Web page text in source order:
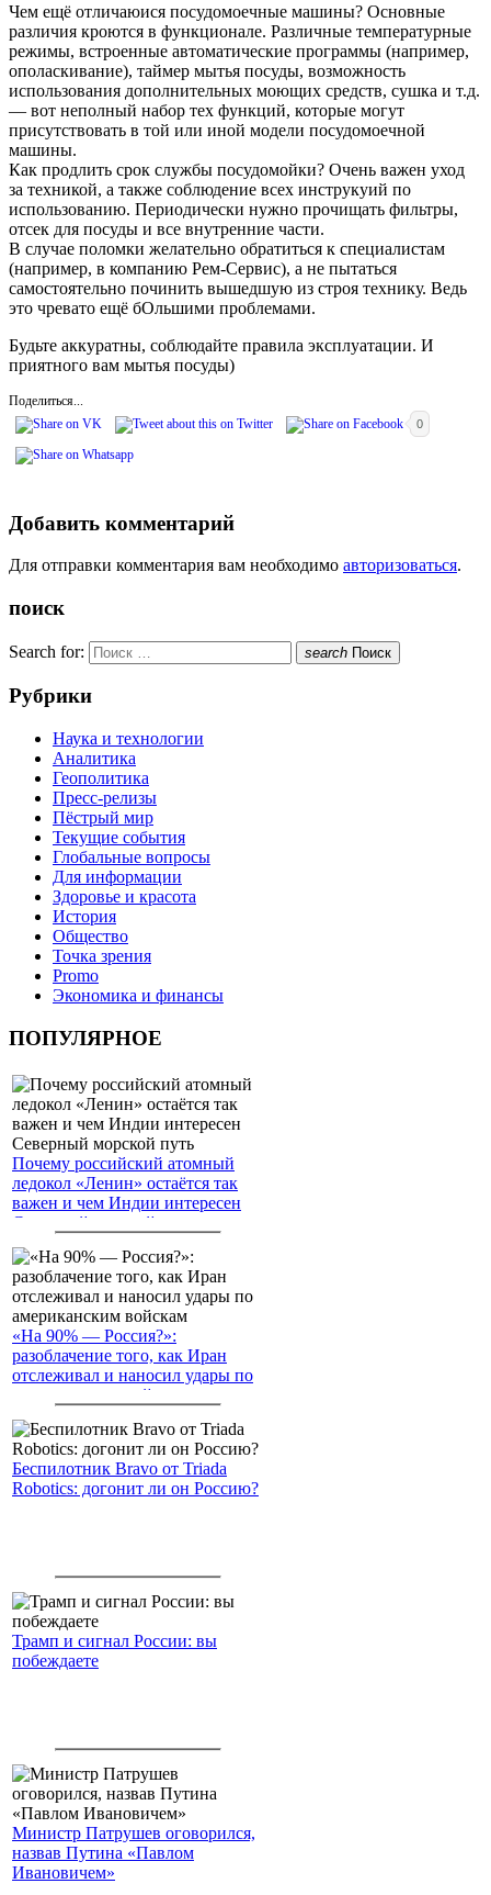
Чем ещё отличаюися посудомоечные машины? Основные
различия кроются в функционале. Различные температурные
режимы, встроенные автоматические программы (например,
ополаскивание), таймер мытья посуды, возможность
использования дополнительных моющих средств, сушка и т.д.
— вот неполный набор тех функций, которые могут
присутствовать в той или иной модели посудомоечной
машины.
Как продлить срок службы посудомойки? Очень важен уход
за техникой, а также соблюдение всех инструкуий по
использованию. Периодически нужно прочищать фильтры,
отсек для посуды и все внутренние части.
В случае поломки желательно обратиться к специалистам
(например, в компанию Рем-Сервис), а не пытаться
самостоятельно починить вышедшую из строя технику. Ведь
это чревато ещё бОльшими проблемами.
Будьте аккуратны, соблюдайте правила эксплуатации. И
приятного вам мытья посуды)
Поделиться...
0
Добавить комментарий
Для отправки комментария вам необходимо авторизоваться.
поиск
Search for: search Поиск
Рубрики
Наука и технологии
Аналитика
Геополитика
Пресс-релизы
Пёстрый мир
Текущие события
Глобальные вопросы
Для информации
Здоровье и красота
История
Общество
Точка зрения
Promo
Экономика и финансы
ПОПУЛЯРНОЕ
Почему российский атомный
ледокол «Ленин» остаётся так
важен и чем Индии интересен
Северный морской путь
«На 90% — Россия?»:
разоблачение того, как Иран
отслеживал и наносил удары по
американским войскам
Беспилотник Bravo от Triada
Robotics: догонит ли он Россию?
Трамп и сигнал России: вы
побеждаете
Министр Патрушев оговорился,
назвав Путина «Павлом
Ивановичем»